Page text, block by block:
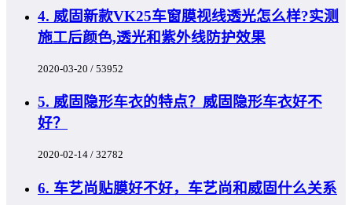
4. 威固新款VK25车窗膜视线透光怎么样?实测
施工后颜色,透光和紫外线防护效果
2020-03-20 / 53952
5. 威固隐形车衣的特点？威固隐形车衣好不
好？
2020-02-14 / 32782
6. 车艺尚贴膜好不好，车艺尚和威固什么关系